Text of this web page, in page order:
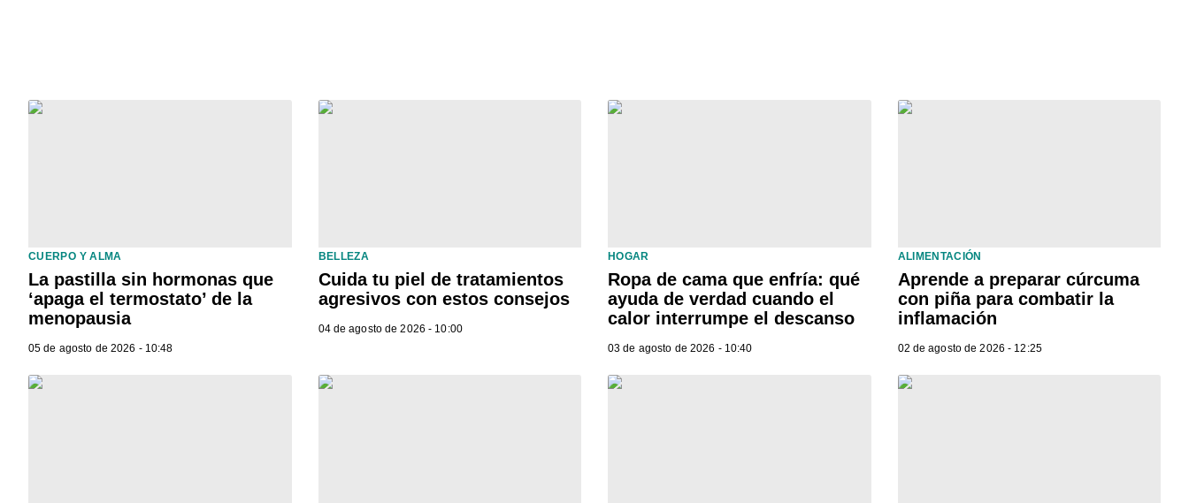
CUERPO Y ALMA
La pastilla sin hormonas que
‘apaga el termostato’ de la
menopausia
05 de agosto de 2026 - 10:48
BELLEZA
Cuida tu piel de tratamientos
agresivos con estos consejos
04 de agosto de 2026 - 10:00
HOGAR
Ropa de cama que enfría: qué
ayuda de verdad cuando el
calor interrumpe el descanso
03 de agosto de 2026 - 10:40
ALIMENTACIÓN
Aprende a preparar cúrcuma
con piña para combatir la
inflamación
02 de agosto de 2026 - 12:25